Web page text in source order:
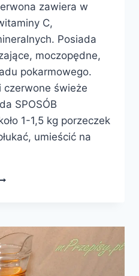
zawiera w
C,
Posiada
moczopędne,
pokarmowego.
czerwone świeże
SPOSÓB
1-1,5 kg porzeczek
umieścić na